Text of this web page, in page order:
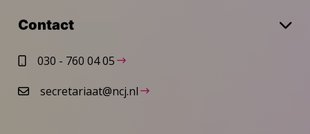
Contact
030 - 760 04 05
secretariaat@ncj.nl